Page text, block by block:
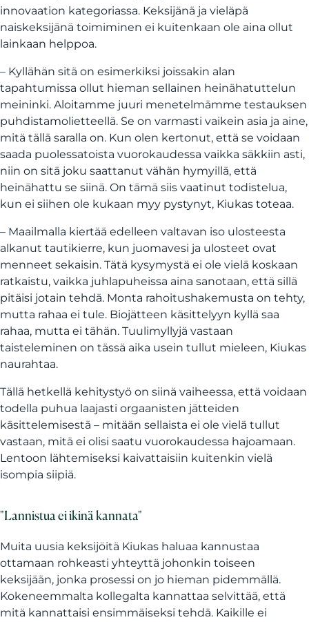
innovaation kategoriassa. Keksijänä ja vieläpä
naiskeksijänä toimiminen ei kuitenkaan ole aina ollut
lainkaan helppoa.
– Kyllähän sitä on esimerkiksi joissakin alan
tapahtumissa ollut hieman sellainen heinähatuttelun
meininki. Aloitamme juuri menetelmämme testauksen
puhdistamolietteellä. Se on varmasti vaikein asia ja aine,
mitä tällä saralla on. Kun olen kertonut, että se voidaan
saada puolessatoista vuorokaudessa vaikka säkkiin asti,
niin on sitä joku saattanut vähän hymyillä, että
heinähattu se siinä. On tämä siis vaatinut todistelua,
kun ei siihen ole kukaan myy pystynyt, Kiukas toteaa.
– Maailmalla kiertää edelleen valtavan iso ulosteesta
alkanut tautikierre, kun juomavesi ja ulosteet ovat
menneet sekaisin. Tätä kysymystä ei ole vielä koskaan
ratkaistu, vaikka juhlapuheissa aina sanotaan, että sillä
pitäisi jotain tehdä. Monta rahoitushakemusta on tehty,
mutta rahaa ei tule. Biojätteen käsittelyyn kyllä saa
rahaa, mutta ei tähän. Tuulimyllyjä vastaan
taisteleminen on tässä aika usein tullut mieleen, Kiukas
naurahtaa.
Tällä hetkellä kehitystyö on siinä vaiheessa, että voidaan
todella puhua laajasti orgaanisten jätteiden
käsittelemisestä – mitään sellaista ei ole vielä tullut
vastaan, mitä ei olisi saatu vuorokaudessa hajoamaan.
Lentoon lähtemiseksi kaivattaisiin kuitenkin vielä
isompia siipiä.
"Lannistua ei ikinä kannata"
Muita uusia keksijöitä Kiukas haluaa kannustaa
ottamaan rohkeasti yhteyttä johonkin toiseen
keksijään, jonka prosessi on jo hieman pidemmällä.
Kokeneemmalta kollegalta kannattaa selvittää, että
mitä kannattaisi ensimmäiseksi tehdä. Kaikille ei